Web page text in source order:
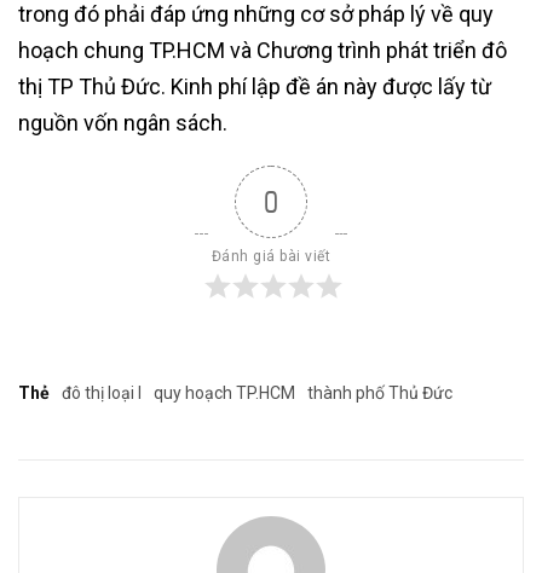
trong đó phải đáp ứng những cơ sở pháp lý về quy
hoạch chung TP.HCM và Chương trình phát triển đô
thị TP Thủ Đức. Kinh phí lập đề án này được lấy từ
nguồn vốn ngân sách.
0
Đánh giá bài viết
Thẻ đô thị loại I quy hoạch TP.HCM thành phố Thủ Đức